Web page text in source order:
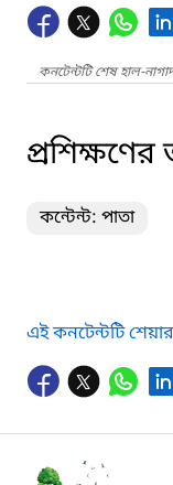
কনটেন্টটি শেষ হাল-
প্রশিক্ষণের
কন্টেন্ট: পাতা
এই কনটেন্টটি